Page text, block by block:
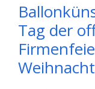
Tag der